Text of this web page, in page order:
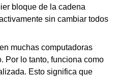
bloque de la cadena
sin cambiar todos
en muchas computadoras
Por lo tanto, funciona como
Esto significa que